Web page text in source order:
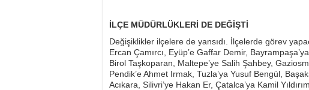
İLÇE MÜDÜRLÜKLERİ DE DEĞİŞTİ
Değişiklikler ilçelere de yansıdı. İlçelerde görev
Ercan Çamırcı, Eyüp’e Gaffar Demir,
Birol Taşkoparan, Maltepe’ye Salih Şahbey,
Pendik’e Ahmet Irmak, Tuzla’ya Yusuf Bengül,
Acıkara, Silivri’ye Hakan Er, Çatalca’ya Kamil